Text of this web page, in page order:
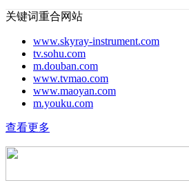
关键词重合网站
www.skyray-instrument.com
tv.sohu.com
m.douban.com
www.tvmao.com
www.maoyan.com
m.youku.com
查看更多